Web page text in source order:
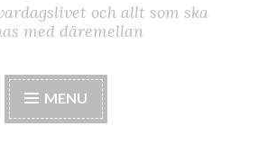
och allt som ska
med däremellan
MENU